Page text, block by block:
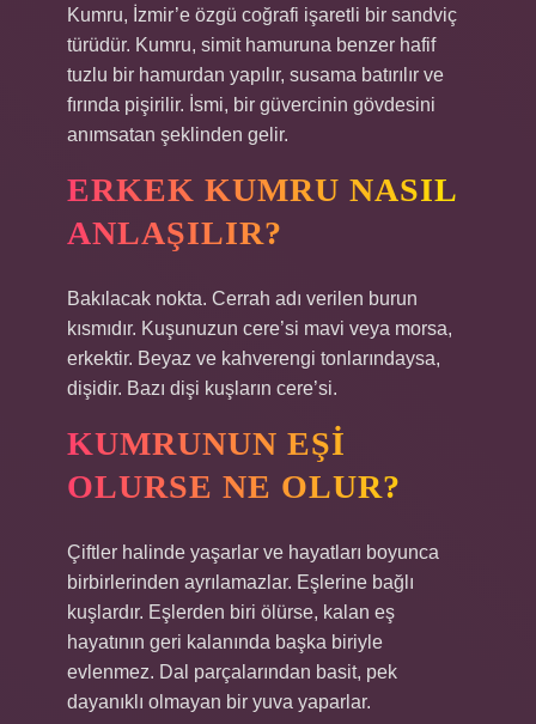
Kumru, İzmir’e özgü coğrafi işaretli bir sandviç
türüdür. Kumru, simit hamuruna benzer hafif
tuzlu bir hamurdan yapılır, susama batırılır ve
fırında pişirilir. İsmi, bir güvercinin gövdesini
anımsatan şeklinden gelir.
ERKEK KUMRU NASIL
ANLAŞILIR?
Bakılacak nokta. Cerrah adı verilen burun
kısmıdır. Kuşunuzun cere’si mavi veya morsa,
erkektir. Beyaz ve kahverengi tonlarındaysa,
dişidir. Bazı dişi kuşların cere’si.
KUMRUNUN EŞI
OLURSE NE OLUR?
Çiftler halinde yaşarlar ve hayatları boyunca
birbirlerinden ayrılamazlar. Eşlerine bağlı
kuşlardır. Eşlerden biri ölürse, kalan eş
hayatının geri kalanında başka biriyle
evlenmez. Dal parçalarından basit, pek
dayanıklı olmayan bir yuva yaparlar.